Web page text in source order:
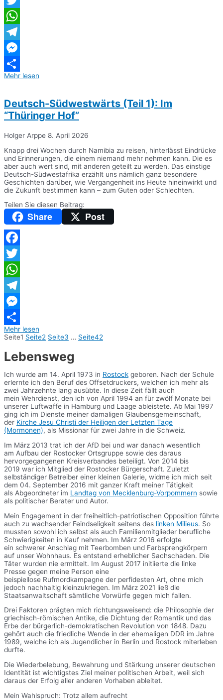
Twitter
WhatsApp
Telegram
Messenger
Teilen
Mehr lesen
Deutsch-Südwestwärts (Teil 1): Im
“Thüringer Hof”
Holger Arppe 8. April 2026
Knapp drei Wochen durch Namibia zu reisen, hinterlässt Eindrücke
und Erinnerungen, die einem niemand mehr nehmen kann. Die es
aber auch wert sind, mit anderen geteilt zu werden. Das einstige
Deutsch-Südwestafrika erzählt uns nämlich ganz besondere
Geschichten darüber, wie Vergangenheit ins Heute hineinwirkt und
die Zukunft bestimmen kann – zum Guten oder Schlechten.
Teilen Sie diesen Beitrag:
Share Post
Facebook
Twitter
WhatsApp
Telegram
Messenger
Teilen
Mehr lesen
Seite1 Seite2 Seite3 … Seite42
Lebensweg
Ich wurde am 14. April 1973 in Rostock geboren. Nach der Schule
erlernte ich den Beruf des Offsetdruckers, welchen ich mehr als
zwei Jahrzehnte lang ausübte. In diese Zeit fällt auch
mein Wehrdienst, den ich von April 1994 an für zwölf Monate bei
unserer Luftwaffe in Hamburg und Laage ableistete. Ab Mai 1997
ging ich im Dienste meiner damaligen Glaubensgemeinschaft,
der Kirche Jesu Christi der Heiligen der Letzten Tage
(Mormonen), als Missionar für zwei Jahre in die Schweiz.
Im März 2013 trat ich der AfD bei und war danach wesentlich
am Aufbau der Rostocker Ortsgruppe sowie des daraus
hervorgegangenen Kreisverbandes beteiligt. Von 2014 bis
2019 war ich Mitglied der Rostocker Bürgerschaft. Zuletzt
selbständiger Betreiber einer kleinen Galerie, widme ich mich seit
dem 04. September 2016 mit ganzer Kraft meiner Tätigkeit
als Abgeordneter im Landtag von Mecklenburg-Vorpommern sowie
als politischer Berater und Autor.
Mein Engagement in der freiheitlich-patriotischen Opposition führte
auch zu wachsender Feindseligkeit seitens des linken Milieus. So
mussten sowohl ich selbst als auch Familienmitglieder berufliche
Schwierigkeiten in Kauf nehmen. Im März 2016 erfolgte
ein schwerer Anschlag mit Teerbomben und Farbsprengkörpern
auf unser Wohnhaus. Es entstand erheblicher Sachschaden. Die
Täter wurden nie ermittelt. Im August 2017 initiierte die linke
Presse gegen meine Person eine
beispiellose Rufmordkampagne der perfidesten Art, ohne mich
jedoch nachhaltig kleinzukriegen. Im März 2021 ließ die
Staatsanwaltschaft sämtliche Vorwürfe gegen mich fallen.
Drei Faktoren prägten mich richtungsweisend: die Philosophie der
griechisch-römischen Antike, die Dichtung der Romantik und das
Erbe der bürgerlich-demokratischen Revolution von 1848. Dazu
gehört auch die friedliche Wende in der ehemaligen DDR im Jahre
1989, welche ich als Jugendlicher in Berlin und Rostock miterleben
durfte.
Die Wiederbelebung, Bewahrung und Stärkung unserer deutschen
Identität ist wichtigstes Ziel meiner politischen Arbeit, weil sich
daraus der Erfolg aller anderen Vorhaben ableitet.
Mein Wahlspruch: Trotz allem aufrecht